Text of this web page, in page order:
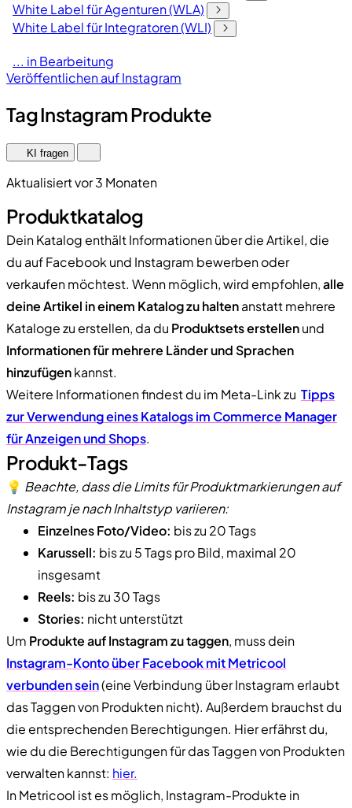
White Label für Agenturen (WLA)
White Label für Integratoren (WLI)
... in Bearbeitung
Veröffentlichen auf Instagram
Tag Instagram Produkte
KI fragen
Aktualisiert vor 3 Monaten
Produktkatalog
Dein Katalog enthält Informationen über die Artikel, die
du auf Facebook und Instagram bewerben oder
verkaufen möchtest. Wenn möglich, wird empfohlen,alle
deine Artikel in einem Katalog zu haltenanstatt mehrere
Kataloge zu erstellen, da du Produktsets erstellenund
Informationen für mehrere Länder und Sprachen
hinzufügenkannst.
Weitere Informationen findest du im Meta-Link zu Tipps
zur Verwendung eines Katalogs im Commerce Manager
für Anzeigen und Shops.
Produkt-Tags
💡 Beachte, dass die Limits für Produktmarkierungen auf
Instagram je nach Inhaltstyp variieren:
Einzelnes Foto/Video: bis zu 20 Tags
Karussell: bis zu 5 Tags pro Bild, maximal 20
insgesamt
Reels: bis zu 30 Tags
Stories: nicht unterstützt
Um Produkte auf Instagram zu taggen, muss dein
Instagram-Konto über Facebook mit Metricool
verbunden sein(eine Verbindung über Instagram erlaubt
das Taggen von Produkten nicht). Außerdem brauchst du
die entsprechenden Berechtigungen. Hier erfährst du,
wie du die Berechtigungen für das Taggen von Produkten
verwalten kannst: hier.
In Metricool ist es möglich, Instagram-Produkte in